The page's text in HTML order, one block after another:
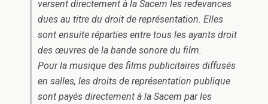
versent directement à la Sacem les redevances
dues au titre du droit de représentation. Elles
sont ensuite réparties entre tous les ayants droit
des œuvres de la bande sonore du film.
Pour la musique des films publicitaires diffusés
en salles, les droits de représentation publique
sont payés directement à la Sacem par les